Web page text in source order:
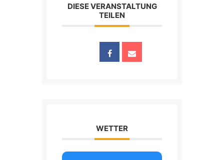
DIESE VERANSTALTUNG
TEILEN
WETTER